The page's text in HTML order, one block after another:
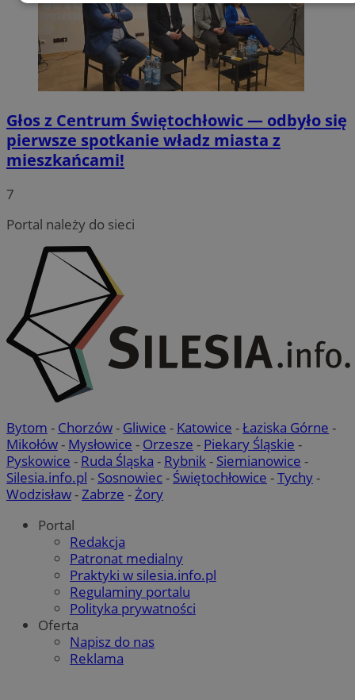
Głos z Centrum Świętochłowic — odbyło się
pierwsze spotkanie władz miasta z
mieszkańcami!
7
Portal należy do sieci
Bytom - Chorzów- Gliwice - Katowice -Łaziska Górne -
Mikołów- Mysłowice - Orzesze - Piekary Śląskie -
Pyskowice - Ruda Śląska - Rybnik- Siemianowice -
Silesia.info.pl - Sosnowiec- Świętochłowice -Tychy-
Wodzisław-Zabrze -Żory
Portal
Redakcja
Patronat medialny
Praktyki w silesia.info.pl
Regulaminy portalu
Polityka prywatności
Oferta
Napisz do nas
Reklama
Niezbędne Wydajność Targetowanie
Funkcjonalność Niesklasyfikowane
Niezbędne pliki cookie umożliwiają korzystanie z
podstawowych funkcji strony internetowej, takich jak
logowanie użytkownika i zarządzanie kontem. Bez
niezbędnych plików cookie nie można prawidłowo
korzystać ze strony internetowej.
Nazwa
QeSessID
swiony.pl 1 rok
MvSessID
SessID swiony.pl